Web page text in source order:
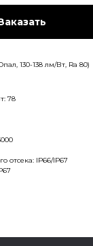
130-138 лм/Вт, Ra 80)
78
отсека: IP66/IP67